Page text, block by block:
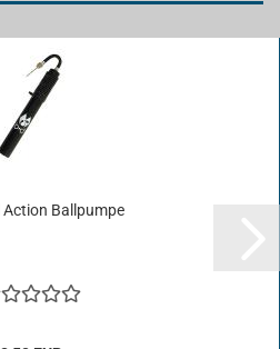
Ac­tion Ball­pum­pe